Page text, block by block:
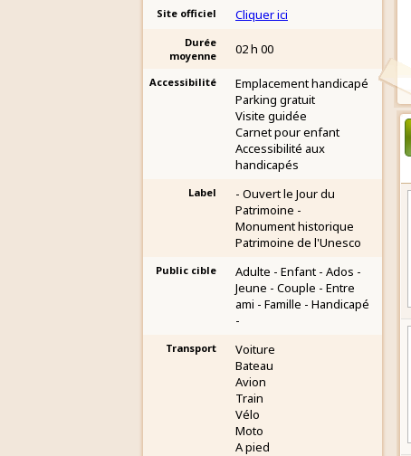
Site officiel Cliquer ici
Durée
moyenne
02 h 00
Accessibilité
Emplacement handicapé
Parking gratuit
Visite guidée
Carnet pour enfant
Accessibilité aux
handicapés
Label
- Ouvert le Jour du
Patrimoine -
Monument historique
Patrimoine de l'Unesco
Public cible
Adulte - Enfant - Ados -
Jeune - Couple - Entre
ami - Famille - Handicapé
-
Transport
Voiture
Bateau
Avion
Train
Vélo
Moto
A pied